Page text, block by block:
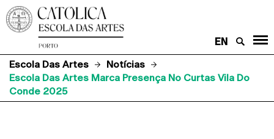
EN
Escola Das Artes
Notícias
Escola Das Artes Marca Presença No Curtas Vila Do
Conde 2025